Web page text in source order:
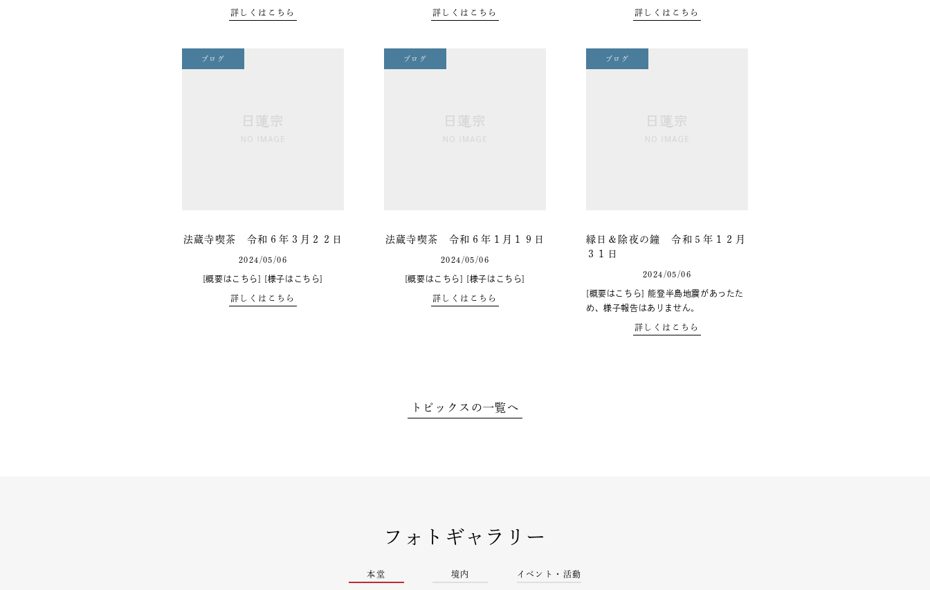
詳しくはこちら 詳しくはこちら 詳しくはこちら
ブログ
法蔵寺喫茶 令和６年３月２２日
2024/05/06
[概要はこちら] [様子はこちら]
詳しくはこちら
ブログ
法蔵寺喫茶 令和６年１月１９日
2024/05/06
[概要はこちら] [様子はこちら]
詳しくはこちら
ブログ
縁日＆除夜の鐘 令和５年１２月
３１日
2024/05/06
[概要はこちら] 能登半島地震があったた
め、様子報告はありません。
詳しくはこちら
トピックスの一覧へ
フォトギャラリー
本堂 境内 イベント・活動